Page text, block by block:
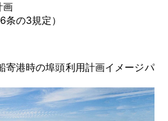
港時の埠頭利用計画イメージパ
画
条の3規定）